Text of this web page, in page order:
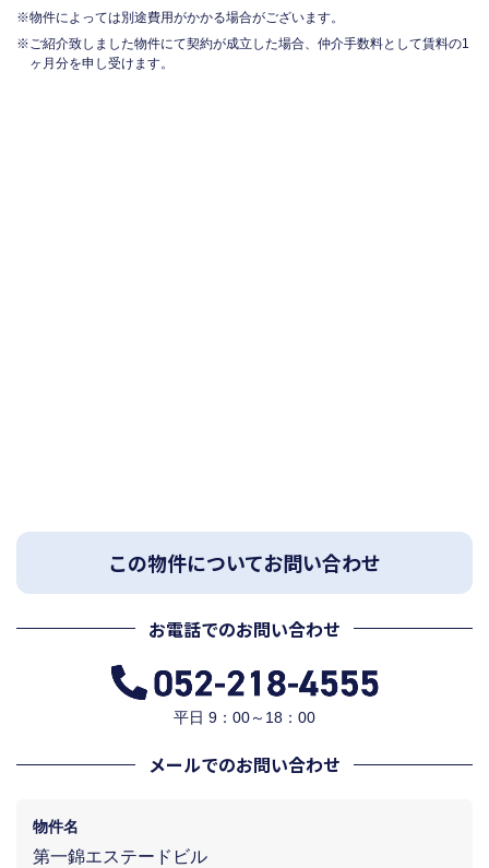
物件によっては別途費用がかかる場合がございます。
ご紹介致しました物件にて契約が成立した場合、仲介手数料として賃料の1
ヶ月分を申し受けます。
この物件についてお問い合わせ
お電話でのお問い合わせ
平日 9：00～18：00
メールでのお問い合わせ
物件名
第一錦エステードビル